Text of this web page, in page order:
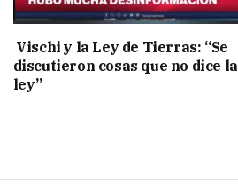
Vischi y la Ley de Tierras: “Se
discutieron cosas que no dice la
ley”